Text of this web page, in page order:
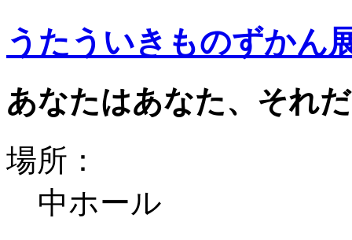
うたういきものずかん
あなたはあなた、それ
場所：
中ホール